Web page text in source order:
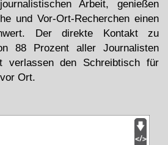
Arbeit, genießen
und Vor-Ort-Recherchen einen
Der direkte Kontakt zu
88 Prozent aller Journalisten
verlassen den Schreibtisch für
Ort.